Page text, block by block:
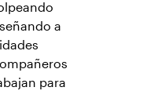
a
para